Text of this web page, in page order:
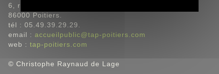
6, rue de la Marne,
86000 Poitiers.
tél : 05.49.39.29.29.
email : accueilpublic@tap-poitiers.com
web : tap-poitiers.com
© Christophe Raynaud de Lage